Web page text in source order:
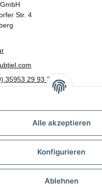
Alle akzeptieren
Konfigurieren
Ablehnen
Str. 4
35953 29 93 30
- 17:00 Uhr
Katalog zur Hand?